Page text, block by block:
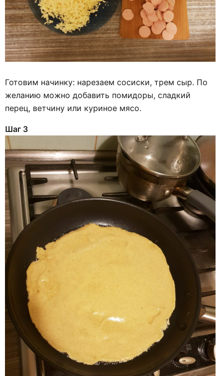
Готовим начинку: нарезаем сосиски, трем сыр. По
желанию можно добавить помидоры, сладкий
перец, ветчину или куриное мясо.
Шаг 3